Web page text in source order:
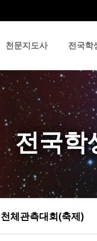
천문지도사 전국학
전국학
체관측대회(축제)